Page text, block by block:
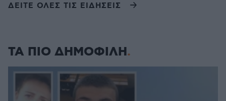
ΔΕΙΤΕ ΟΛΕΣ ΤΙΣ ΕΙΔΗΣΕΙΣ
ΤΑ ΠΙΟ ΔΗΜΟΦΙΛΗ